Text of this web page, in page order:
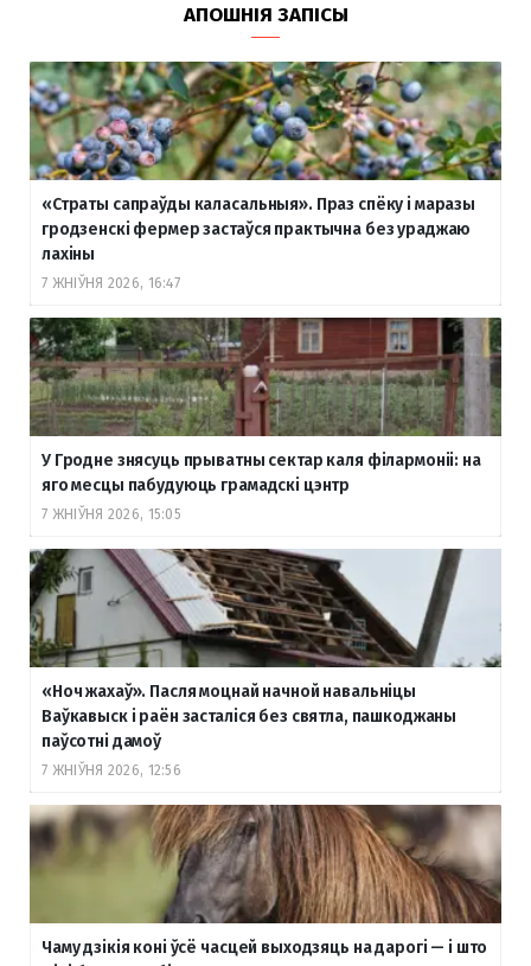
АПОШНІЯ ЗАПІСЫ
«Страты сапраўды каласальныя». Праз спёку і маразы
гродзенскі фермер застаўся практычна без ураджаю
лахіны
7 ЖНІЎНЯ 2026, 16:47
У Гродне знясуць прыватны сектар каля філармоніі: на
яго месцы пабудуюць грамадскі цэнтр
7 ЖНІЎНЯ 2026, 15:05
«Ноч жахаў». Пасля моцнай начной навальніцы
Ваўкавыск і раён засталіся без святла, пашкоджаны
паўсотні дамоў
7 ЖНІЎНЯ 2026, 12:56
Чаму дзікія коні ўсё часцей выходзяць на дарогі — і што